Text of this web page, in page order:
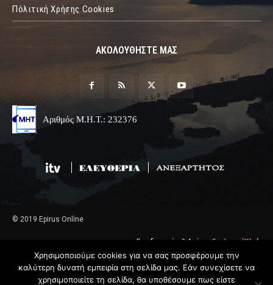
Πόλιτική Χρήσης Cookies
ΑΚΟΛΟΥΘΗΣΤΕ ΜΑΣ
Αριθμός Μ.Η.Τ.: 232376
© 2019 Epirus Online
Σχεδιασμός & Ανάπτυξη AngelWeb
Χρησιμοποιούμε cookies για να σας προσφέρουμε την
καλύτερη δυνατή εμπειρία στη σελίδα μας. Εάν συνεχίσετε να
χρησιμοποιείτε τη σελίδα, θα υποθέσουμε πως είστε